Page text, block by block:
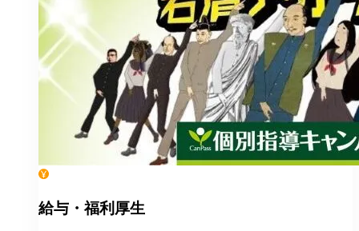
給与・福利厚生